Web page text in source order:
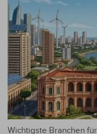
Wichtigste Branchen